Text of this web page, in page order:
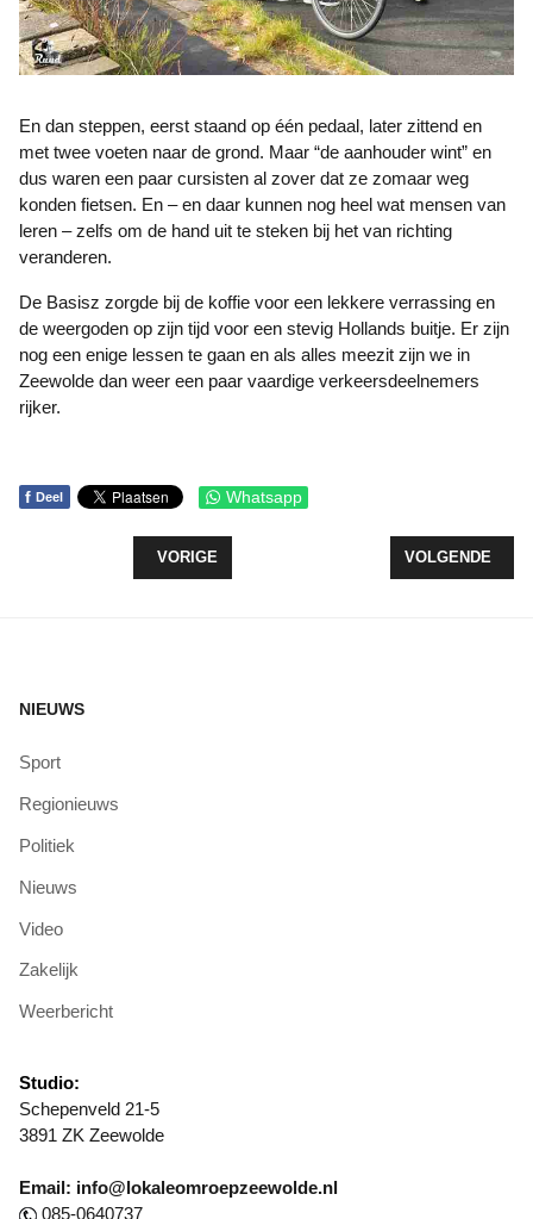
En dan steppen, eerst staand op één pedaal, later zittend en
met twee voeten naar de grond. Maar “de aanhouder wint” en
dus waren een paar cursisten al zover dat ze zomaar weg
konden fietsen. En – en daar kunnen nog heel wat mensen van
leren – zelfs om de hand uit te steken bij het van richting
veranderen.
De Basisz zorgde bij de koffie voor een lekkere verrassing en
de weergoden op zijn tijd voor een stevig Hollands buitje. Er zijn
nog een enige lessen te gaan en als alles meezit zijn we in
Zeewolde dan weer een paar vaardige verkeersdeelnemers
rijker.
f Deel Whatsapp
VORIG ARTIKEL: FIETS DE BOSWACHTER ER UIT
VORIGE VOLGENDE
VOLGENDE
NIEUWS
Sport
Regionieuws
Politiek
Nieuws
Video
Zakelijk
Weerbericht
Studio:
Schepenveld 21-5
3891 ZK Zeewolde
Email: info@lokaleomroepzeewolde.nl
085-0640737